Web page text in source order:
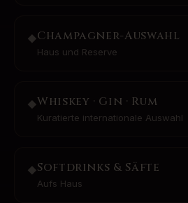
◆Champagner-Auswahl
Haus und Reserve
◆Whiskey · Gin · Rum
Kuratierte internationale Auswahl
◆Softdrinks & Säfte
Aufs Haus